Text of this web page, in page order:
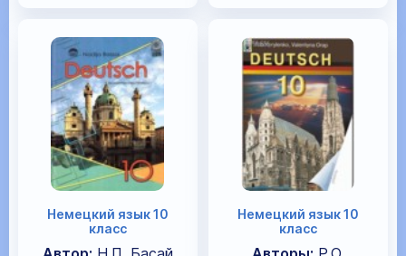
Немецкий язык 10
класс
Немецкий язык 10
класс